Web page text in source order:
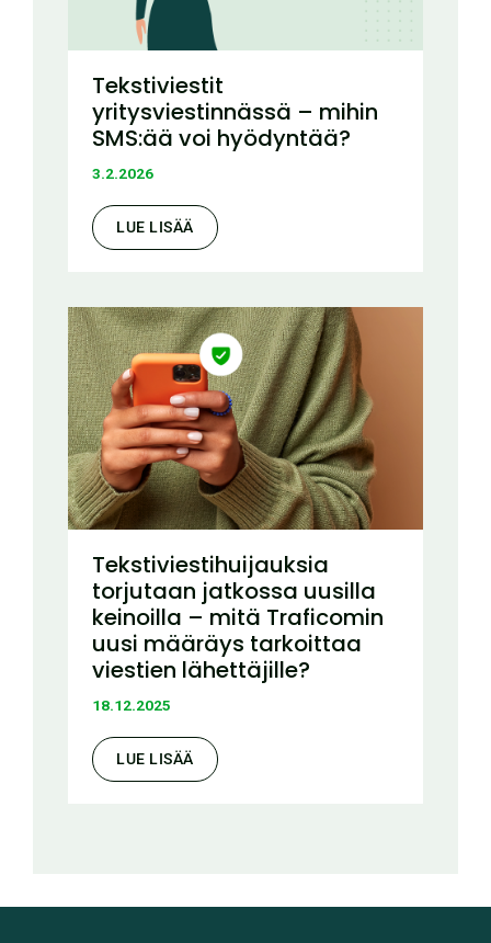
Tekstiviestit
yritysviestinnässä – mihin
SMS:ää voi hyödyntää?
3.2.2026
LUE LISÄÄ
Tekstiviestihuijauksia
torjutaan jatkossa uusilla
keinoilla – mitä Traficomin
uusi määräys tarkoittaa
viestien lähettäjille?
18.12.2025
LUE LISÄÄ